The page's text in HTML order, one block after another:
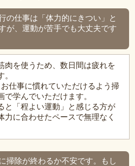
の仕事は「体力的にきつい」と
が、運動が苦手でも大丈夫です
肉を使うため、数日間は疲れを
仕事に慣れていただけるよう掃
で学んでいただけます。
と「程よい運動」と感じる方が
力に合わせたペースで無理なく
掃除が終わるか不安です。もし